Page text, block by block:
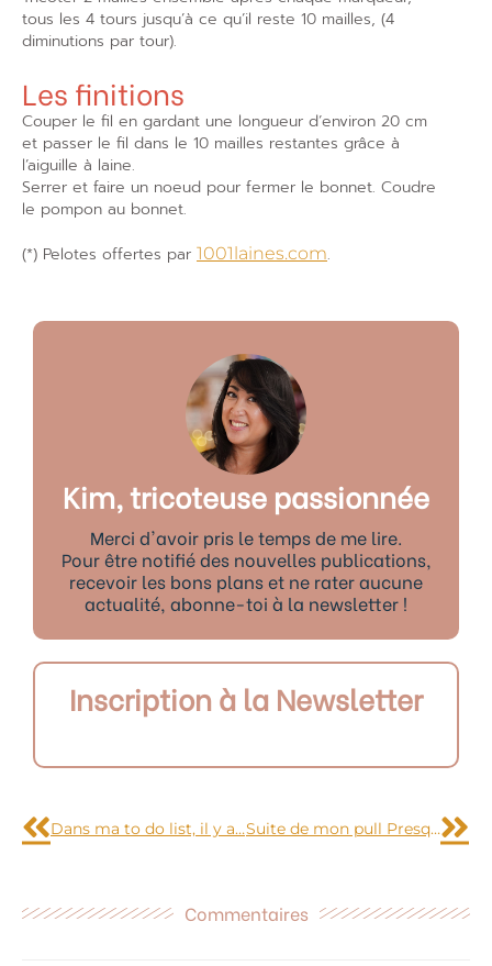
tous les 4 tours jusqu’à ce qu’il reste 10 mailles, (4
diminutions par tour).
Les finitions
Couper le fil en gardant une longueur d’environ 20 cm
et passer le fil dans le 10 mailles restantes grâce à
l’aiguille à laine.
Serrer et faire un noeud pour fermer le bonnet. Coudre
le pompon au bonnet.
(*) Pelotes offertes par 1001laines.com.
Kim, tricoteuse passionnée
Merci d'avoir pris le temps de me lire.
Pour être notifié des nouvelles publications,
recevoir les bons plans et ne rater aucune
actualité, abonne-toi à la newsletter !
Inscription à la Newsletter
Dans ma to do list, il y a… Suite de mon pull Presque Sessun, j’ai commencé à tricoter les manches
Commentaires